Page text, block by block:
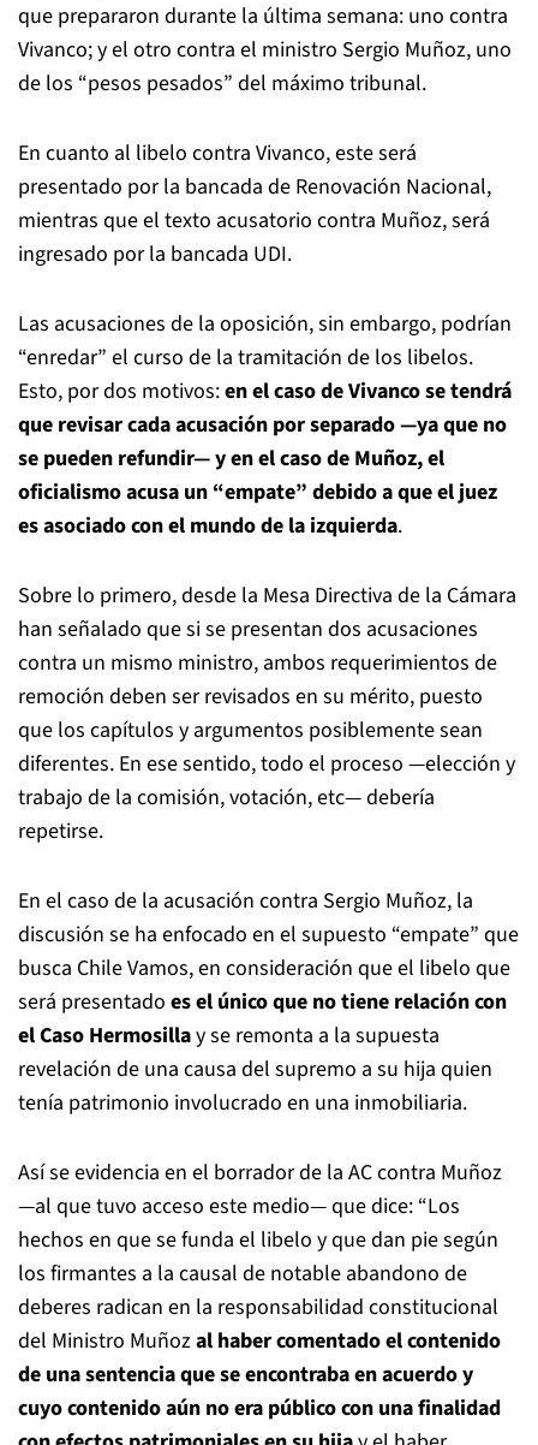
que prepararon durante la última semana: uno contra
Vivanco; y el otro contra el ministro Sergio Muñoz, uno
de los “pesos pesados” del máximo tribunal.
En cuanto al libelo contra Vivanco, este será
presentado por la bancada de Renovación Nacional,
mientras que el texto acusatorio contra Muñoz, será
ingresado por la bancada UDI.
Las acusaciones de la oposición, sin embargo, podrían
“enredar” el curso de la tramitación de los libelos.
Esto, por dos motivos:en el caso de Vivanco se tendrá
que revisar cada acusación por separado —ya que no
se pueden refundir— y en el caso de Muñoz, el
oficialismo acusa un “empate” debido a que el juez
es asociado con el mundo de la izquierda.
Sobre lo primero, desde la Mesa Directiva de la Cámara
han señalado que si se presentan dos acusaciones
contra un mismo ministro, ambos requerimientos de
remoción deben ser revisados en su mérito, puesto
que los capítulos y argumentos posiblemente sean
diferentes. En ese sentido, todo el proceso —elección y
trabajo de la comisión, votación, etc— debería
repetirse.
En el caso de la acusación contra Sergio Muñoz, la
discusión se ha enfocado en el supuesto “empate” que
busca Chile Vamos, en consideración que el libelo que
será presentado es el único que no tiene relación con
el Caso Hermosillay se remonta a la supuesta
revelación de una causa del supremo a su hija quien
tenía patrimonio involucrado en una inmobiliaria.
Así se evidencia en el borrador de la AC contra Muñoz
—al que tuvo acceso este medio— que dice: “Los
hechos en que se funda el libelo y que dan pie según
los firmantes a la causal de notable abandono de
deberes radican en la responsabilidad constitucional
del Ministro Muñozal haber comentado el contenido
de una sentencia que se encontraba en acuerdo y
cuyo contenido aún no era público con una finalidad